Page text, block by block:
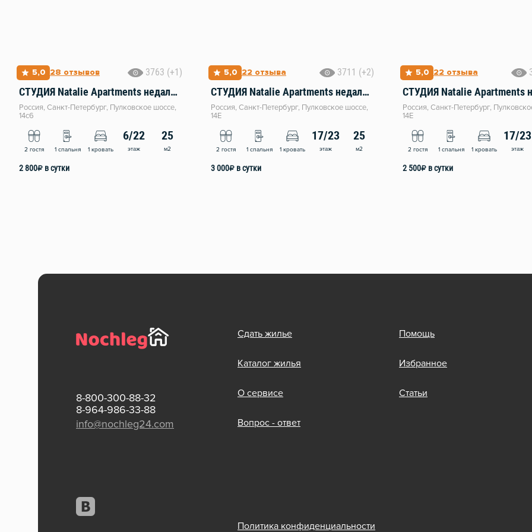
5,0 28 отзывов
3763 (+1)
СТУДИЯ Natalie Apartments недалеко от Аэропорта Пулково
Россия, Санкт-Петербург, Пулковское шоссе,
14с6
2 гостя 1 спальня 1 кровать
6/22
этаж
25
м2
2 800₽ в сутки
5,0 22 отзыва
3711 (+2)
СТУДИЯ Natalie Apartments недалеко от Аэропорта Пулково
Россия, Санкт-Петербург, Пулковское шоссе,
14Е
2 гостя 1 спальня 1 кровать
17/23
этаж
25
м2
3 000₽ в сутки
5,0 22 отзыва
Россия, Санкт-Петербург,
14Е
2 гостя 1 спальня 1 кровать
17/23
этаж
2 500₽ в сутки
8-800-300-88-32
8-964-986-33-88
info@nochleg24.com
Сдать жилье
Каталог жилья
О сервисе
Вопрос - ответ
Помощь
Избранное
Статьи
Политика конфиденциальности